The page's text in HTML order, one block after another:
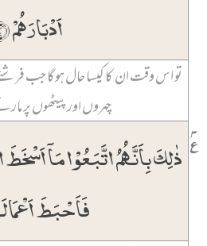
اَدۡبَارَہُمۡ ﴿۲۷﴾
تو اس وقت ان کا کیسا حال ہو گا جب
چہروں اور پیٹھوں پر
ذٰلِکَ بِاَنَّہُمُ اتَّبَعُوۡا مَاۤ
فَاَحۡبَطَ
٪ ۳